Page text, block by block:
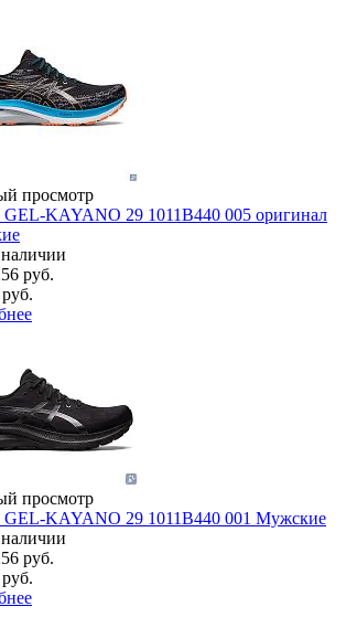
просмотр
GEL-KAYANO 29 1011B440 005 оригинал
руб.
просмотр
GEL-KAYANO 29 1011B440 001 Мужские
руб.